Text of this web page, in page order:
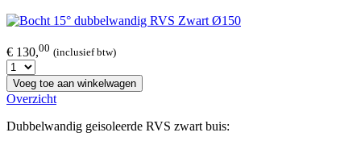
€ 130,00 (inclusief btw)
Voeg toe aan winkelwagen
Overzicht
Dubbelwandig geisoleerde RVS zwart buis: